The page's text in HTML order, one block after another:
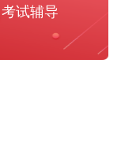
考试辅导